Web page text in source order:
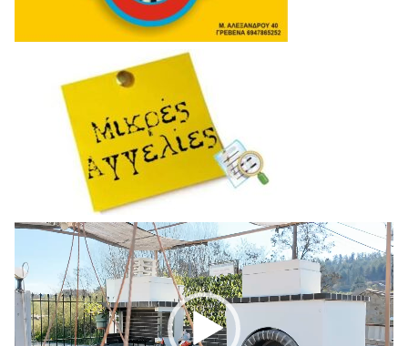
Πρόγραμμα
Αναπαραγωγής
Βίντεο